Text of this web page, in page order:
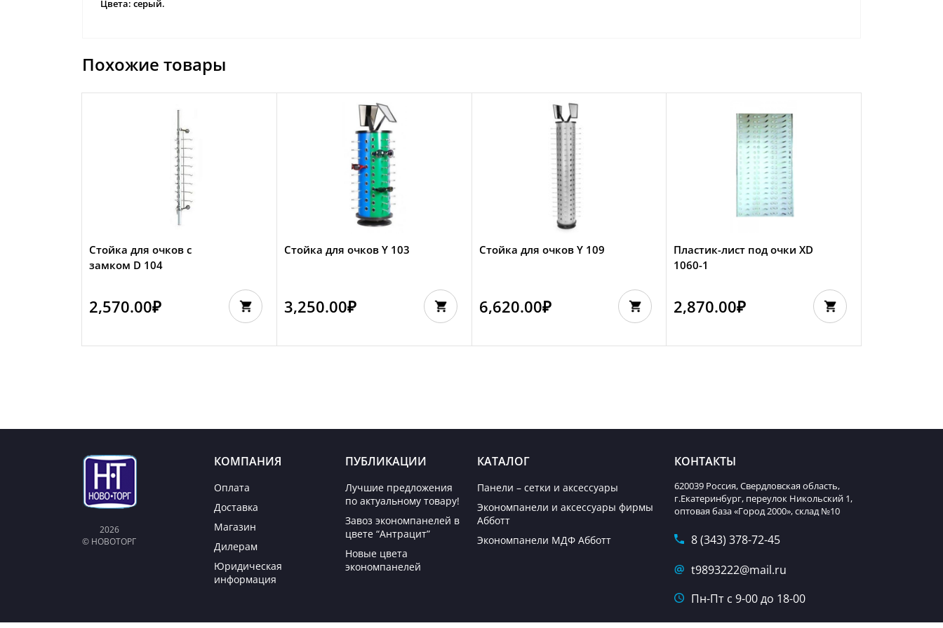
Цвета: серый.
Похожие товары
Стойка для очков с
замком D 104
2,570.00₽
Стойка для очков Y 103
3,250.00₽
Стойка для очков Y 109
6,620.00₽
Пластик-лист под очки XD
1060-1
2,870.00₽
2026
© НОВОТОРГ
КОМПАНИЯ
Оплата
Доставка
Магазин
Дилерам
Юридическая
информация
ПУБЛИКАЦИИ
Лучшие предложения
по актуальному товару!
Завоз экономпанелей в
цвете “Антрацит”
Новые цвета
экономпанелей
КАТАЛОГ
Панели – сетки и аксессуары
Экономпанели и аксессуары фирмы
Абботт
Экономпанели МДФ Абботт
КОНТАКТЫ
620039 Россия, Свердловская область,
г.Екатеринбург, переулок Никольский 1,
оптовая база «Город 2000», склад №10
8 (343) 378-72-45
t9893222@mail.ru
Пн-Пт с 9-00 до 18-00